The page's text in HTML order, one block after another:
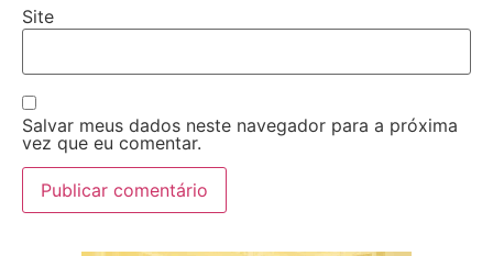
Site
Salvar meus dados neste navegador para a próxima
vez que eu comentar.